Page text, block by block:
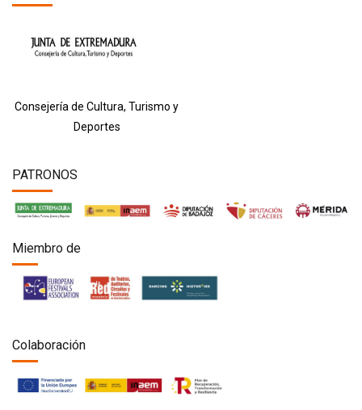
Consejería de Cultura, Turismo y
Deportes
PATRONOS
Miembro de
Colaboración